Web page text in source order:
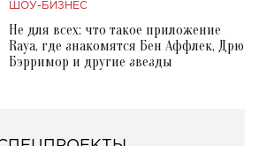
ШОУ-БИЗНЕС
Не для всех: что такое приложение
Raya, где знакомятся Бен Аффлек, Дрю
Бэрримор и другие звезды